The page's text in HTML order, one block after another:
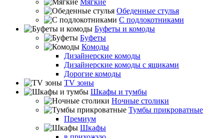
Мягкие
Обеденные стулья
С подлокотниками
Буфеты и комоды
Буфеты
Комоды
Дизайнерские комоды
Дизайнерские комоды с ящиками
Дорогие комоды
TV зоны
Шкафы и тумбы
Ночные столики
Тумбы прикроватные
Премиум
Шкафы